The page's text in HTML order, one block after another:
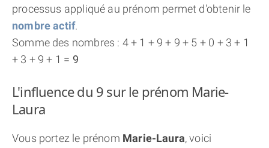
processus appliqué au prénom permet d'obtenir le
nombre actif.
Somme des nombres : 4 + 1 + 9 + 9 + 5 + 0 + 3 + 1
+ 3 + 9 + 1 = 9
L'influence du 9 sur le prénom Marie-
Laura
Vous portez le prénom Marie-Laura, voici